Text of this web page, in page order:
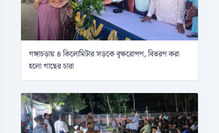
গঙ্গাচড়ায় ৪ কিলোমিটার সড়কে বৃক্ষরোপণ, বিতরণ করা
হলো গাছের চারা